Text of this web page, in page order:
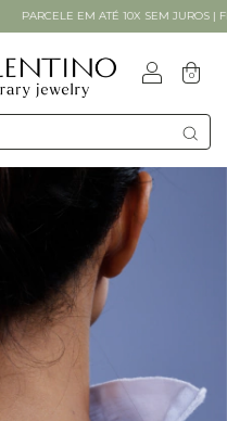
PARCELE EM ATÉ 10X SEM JUROS |
0